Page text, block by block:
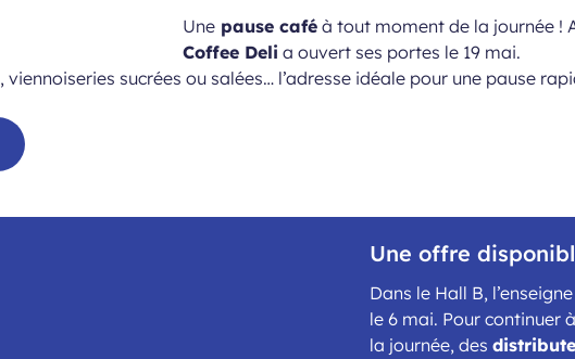
Une pause café à tout moment de la journée !
Coffee Deli a ouvert ses portes le 19 mai.
viennoiseries sucrées ou salées… l’adresse idéale pour une pause
Une offre
Dans le Hall B,
le 6 mai. Pour continuer
la journée, des